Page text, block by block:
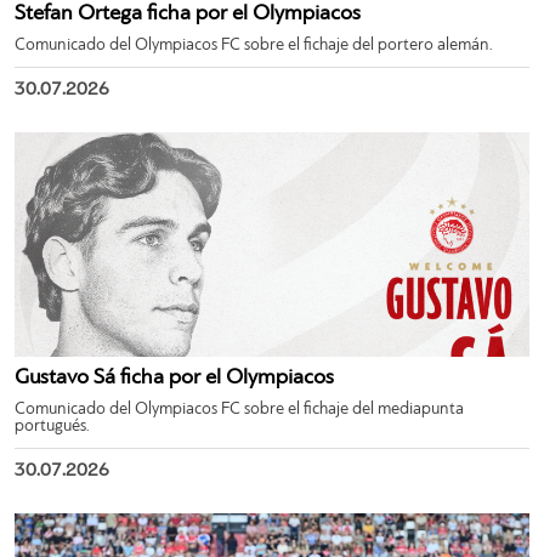
Stefan Ortega ficha por el Olympiacos
Comunicado del Olympiacos FC sobre el fichaje del portero alemán.
30.07.2026
Gustavo Sá ficha por el Olympiacos
Comunicado del Olympiacos FC sobre el fichaje del mediapunta
portugués.
30.07.2026